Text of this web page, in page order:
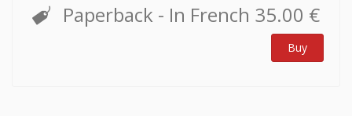
Paperback - In French 35.00 €
Buy